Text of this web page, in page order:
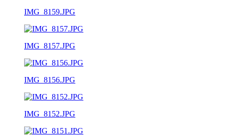
IMG_8159.JPG
IMG_8157.JPG
IMG_8156.JPG
IMG_8152.JPG